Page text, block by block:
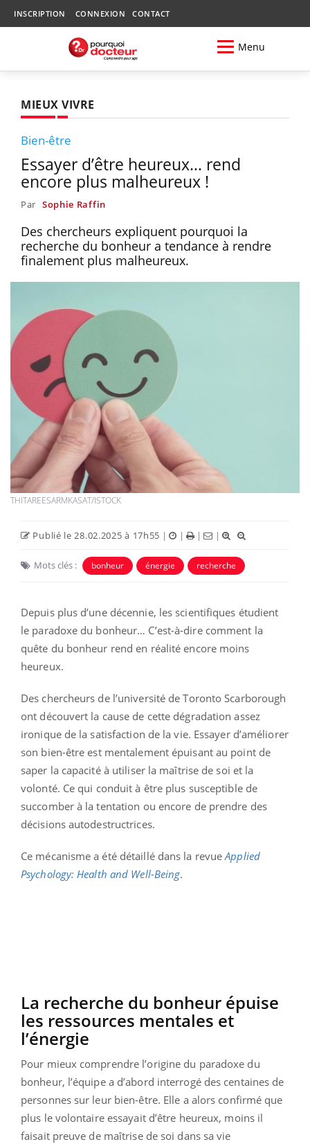
INSCRIPTION CONNEXION CONTACT
Menu
MIEUX VIVRE
Bien-être
Essayer d’être heureux… rend
encore plus malheureux !
Par Sophie Raffin
Des chercheurs expliquent pourquoi la
recherche du bonheur a tendance à rendre
finalement plus malheureux.
THITAREESARMKASAT/ISTOCK
Publié le 28.02.2025 à 17h55 | | | |
Mots clés : bonheur énergie recherche
Depuis plus d’une décennie, les scientifiques étudient
le paradoxe du bonheur… C’est-à-dire comment la
quête du bonheur rend en réalité encore moins
heureux.
Des chercheurs de l’université de Toronto Scarborough
ont découvert la cause de cette dégradation assez
ironique de la satisfaction de la vie. Essayer d’améliorer
son bien-être est mentalement épuisant au point de
saper la capacité à utiliser la maîtrise de soi et la
volonté. Ce qui conduit à être plus susceptible de
succomber à la tentation ou encore de prendre des
décisions autodestructrices.
Ce mécanisme a été détaillé dans la revueApplied
Psychology: Health and Well-Being.
La recherche du bonheur épuise
les ressources mentales et
l’énergie
Pour mieux comprendre l’origine du paradoxe du
bonheur, l’équipe a d’abord interrogé des centaines de
personnes sur leur bien-être. Elle a alors confirmé que
plus le volontaire essayait d’être heureux, moins il
faisait preuve de maîtrise de soi dans sa vie